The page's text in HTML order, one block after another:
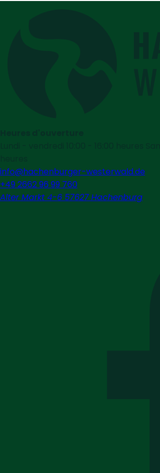
info@hachenburger-westerwald.de
+49 2662 96 99 760
Alter Markt 4-6 57627 Hachenburg